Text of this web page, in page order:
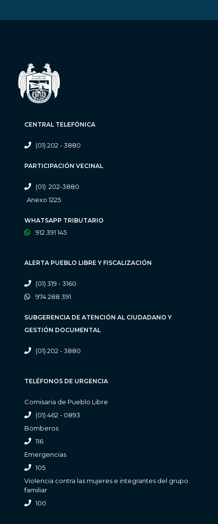
CENTRAL TELEFÓNICA
(01) 202 - 3880
PARTICIPACIÓN VECINAL
(01) 202-3880
Anexo 1225
WHATSAPP TRIBUTARIO
912 391 145
ALERTA PUEBLO LIBRE Y FISCALIZACIÓN
(01) 319 - 3160
974 288 391
SUBGERENCIA DE ATENCIÓN AL CIUDADANO Y
GESTIÓN DOCUMENTAL
(01) 202 - 3880
TELÉFONOS DE URGENCIA
Comisaria de Pueblo Libre
(01) 462 - 0893
Bomberos
116
Emergencias
105
Violencia contra las mujeres e integrantes del grupo
familiar
100